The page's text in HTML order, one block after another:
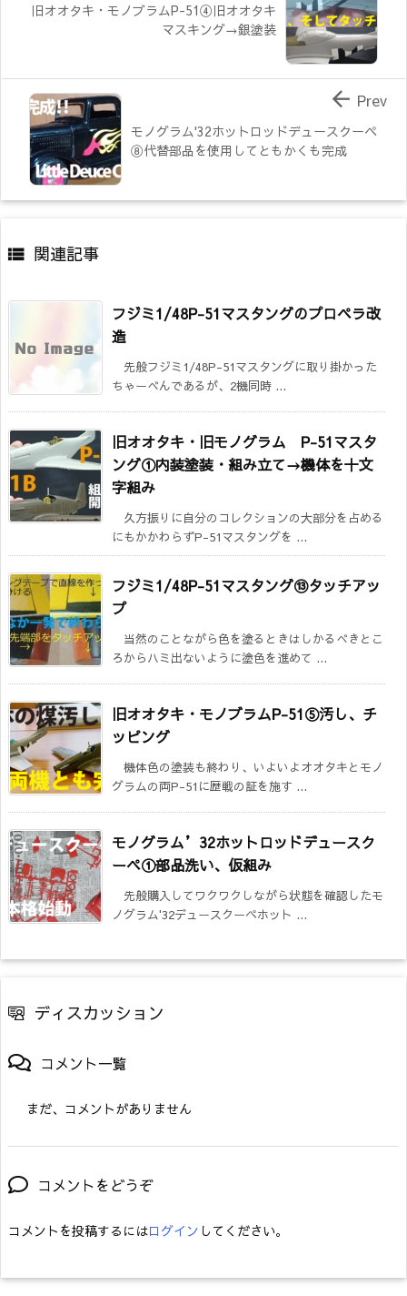
旧オオタキ・モノブラムP-51④旧オオタキ
マスキング→銀塗装
モノグラム'32ホットロッドデュースクーペ
⑧代替部品を使用してともかくも完成
 Prev
 関連記事
フジミ1/48P-51マスタングのプロペラ改
造
先般フジミ1/48P-51マスタングに取り掛かった
ちゃーべんであるが、2機同時 ...
旧オオタキ・旧モノグラム P-51マスタ
ング①内装塗装・組み立て→機体を十文
字組み
久方振りに自分のコレクションの大部分を占める
にもかかわらずP-51マスタングを ...
フジミ1/48P-51マスタング⑬タッチアッ
プ
当然のことながら色を塗るときはしかるべきとこ
ろからハミ出ないように塗色を進めて ...
旧オオタキ・モノブラムP-51⑤汚し、チ
ッピング
機体色の塗装も終わり、いよいよオオタキとモノ
グラムの両P-51に歴戦の証を施す ...
モノグラム’32ホットロッドデュースク
ーペ①部品洗い、仮組み
先般購入してワクワクしながら状態を確認したモ
ノグラム'32デュースクーペホット ...
ディスカッション
コメント一覧
まだ、コメントがありません
コメントをどうぞ
コメントを投稿するにはログイン してください。